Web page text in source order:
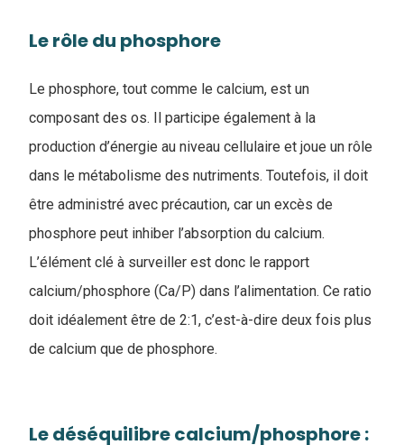
Le rôle du phosphore
Le phosphore, tout comme le calcium, est un
composant des os. Il participe également à la
production d’énergie au niveau cellulaire et joue un rôle
dans le métabolisme des nutriments. Toutefois, il doit
être administré avec précaution, car un excès de
phosphore peut inhiber l’absorption du calcium.
L’élément clé à surveiller est donc le rapport
calcium/phosphore (Ca/P) dans l’alimentation. Ce ratio
doit idéalement être de 2:1, c’est-à-dire deux fois plus
de calcium que de phosphore.
Le déséquilibre calcium/phosphore :